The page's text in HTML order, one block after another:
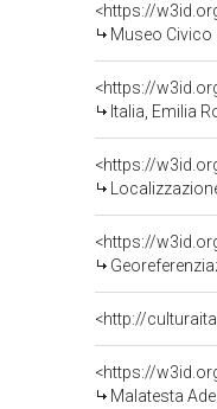
<https://
Museo Civico
<https://
Italia, Emilia
<https://
<https://
<http://
<https://
Malatesta